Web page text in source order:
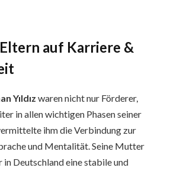
auf Karriere &
Yıldız waren nicht nur Förderer,
in allen wichtigen Phasen seiner
ihm die Verbindung zur
und Mentalität. Seine Mutter
in Deutschland eine stabile und